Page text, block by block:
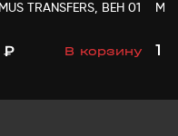
TRANSFERS, ВЕН 01
₽ В корзину
- + 1